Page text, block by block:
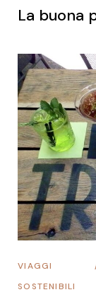
La buona
VIAGGI
SOSTENIBILI